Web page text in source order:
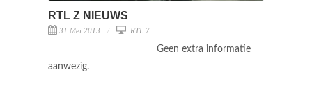
RTL Z NIEUWS
31 Mei 2013 RTL 7
Geen extra informatie
aanwezig.